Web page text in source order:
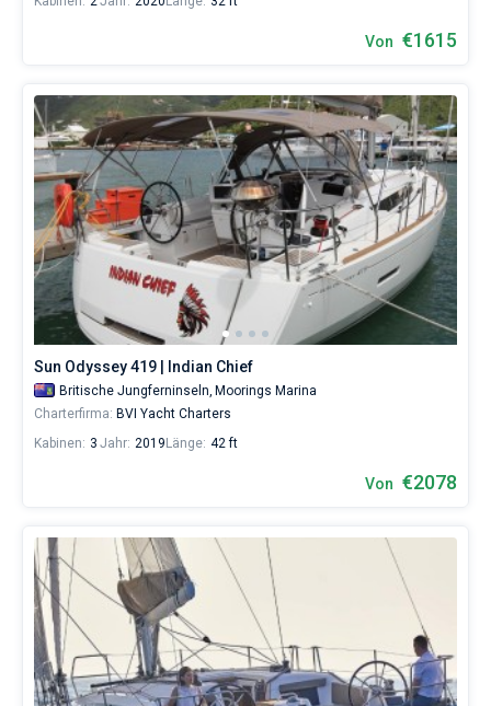
Von €1615
Sun Odyssey 419 | Indian Chief
Britische Jungferninseln, Moorings Marina
Charterfirma: BVI Yacht Charters
Kabinen: 3 Jahr: 2019 Länge: 42 ft
Von €2078